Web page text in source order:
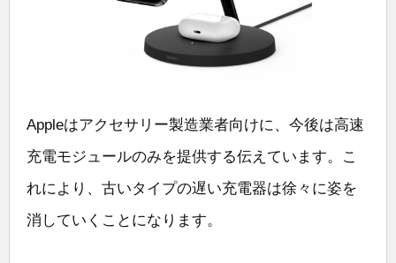
Appleはアクセサリー製造業者向けに、今後は高速
充電モジュールのみを提供する伝えています。こ
れにより、古いタイプの遅い充電器は徐々に姿を
消していくことになります。